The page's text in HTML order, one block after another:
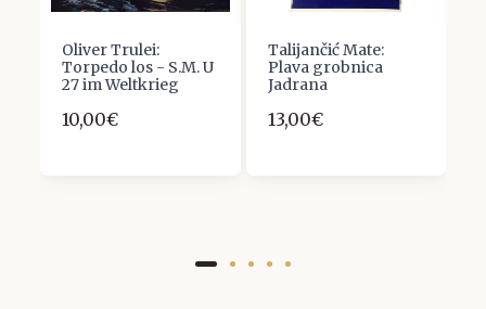
Oliver Trulei:
Torpedo los - S.M. U
27 im Weltkrieg
10,00€
Talijančić Mate:
Plava grobnica
Jadrana
13,00€